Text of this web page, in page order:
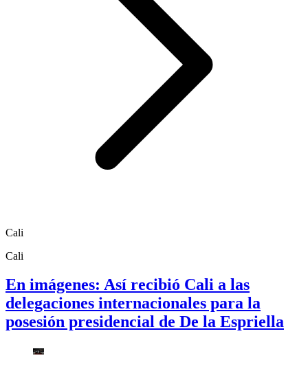
Cali
Cali
En imágenes: Así recibió Cali a las
delegaciones internacionales para la
posesión presidencial de De la Espriella